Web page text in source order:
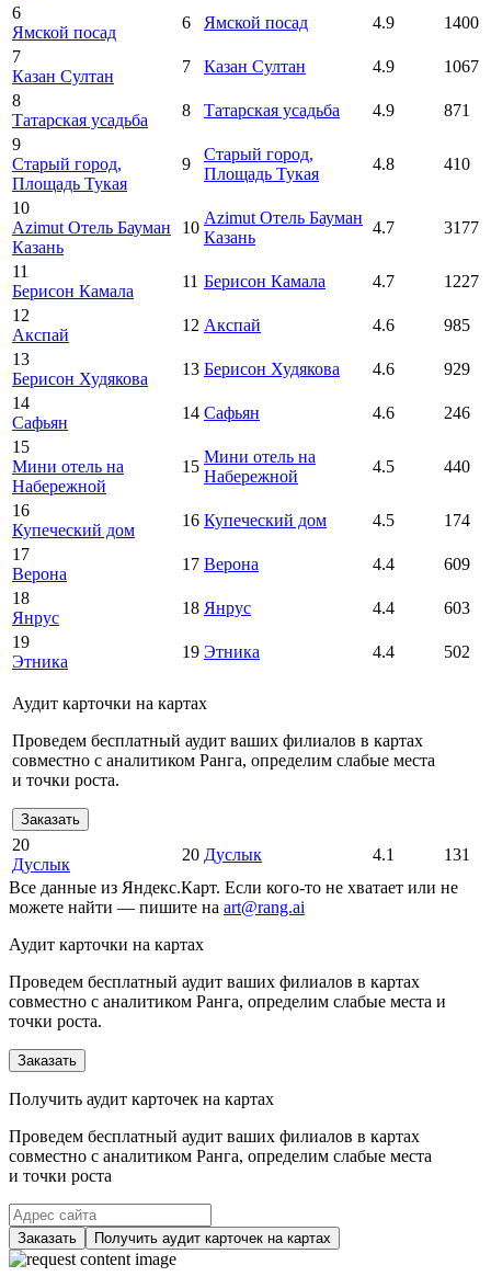
6
Ямской посад
6 Ямской посад 4.9
1400
7
Казан Султан
7 Казан Султан 4.9
1067
8
Татарская усадьба
8 Татарская усадьба 4.9
871
9
Старый город,
Площадь Тукая
9
Старый город,
Площадь Тукая
4.8 410
10
Azimut Отель Бауман
Казань
10
Azimut Отель Бауман
Казань
4.7 3177
11
Берисон Камала
11 Берисон Камала 4.7
1227
12
Акспай
12 Акспай 4.6
985
13
Берисон Худякова
13 Берисон Худякова 4.6
929
14
Сафьян
14 Сафьян 4.6
246
15
Мини отель на
Набережной
15
Мини отель на
Набережной
4.5 440
16
Купеческий дом
16 Купеческий дом 4.5
174
17
Верона
17 Верона 4.4
609
18
Янрус
18 Янрус 4.4
603
19
Этника
19 Этника 4.4 502
Аудит карточки на картах
Проведем бесплатный аудит ваших филиалов в картах
совместно с аналитиком Ранга, определим слабые места
и точки роста.
Заказать
20
Дуслык
20 Дуслык 4.1
131
Все данные из Яндекс.Карт. Если кого-то не хватает или не
можете найти — пишите на art@rang.ai
Аудит карточки на картах
Проведем бесплатный аудит ваших филиалов в картах
совместно с аналитиком Ранга, определим слабые места и
точки роста.
Заказать
Получить аудит карточек на картах
Проведем бесплатный аудит ваших филиалов в картах
совместно с аналитиком Ранга, определим слабые места
и точки роста
Заказать Получить аудит карточек на картах